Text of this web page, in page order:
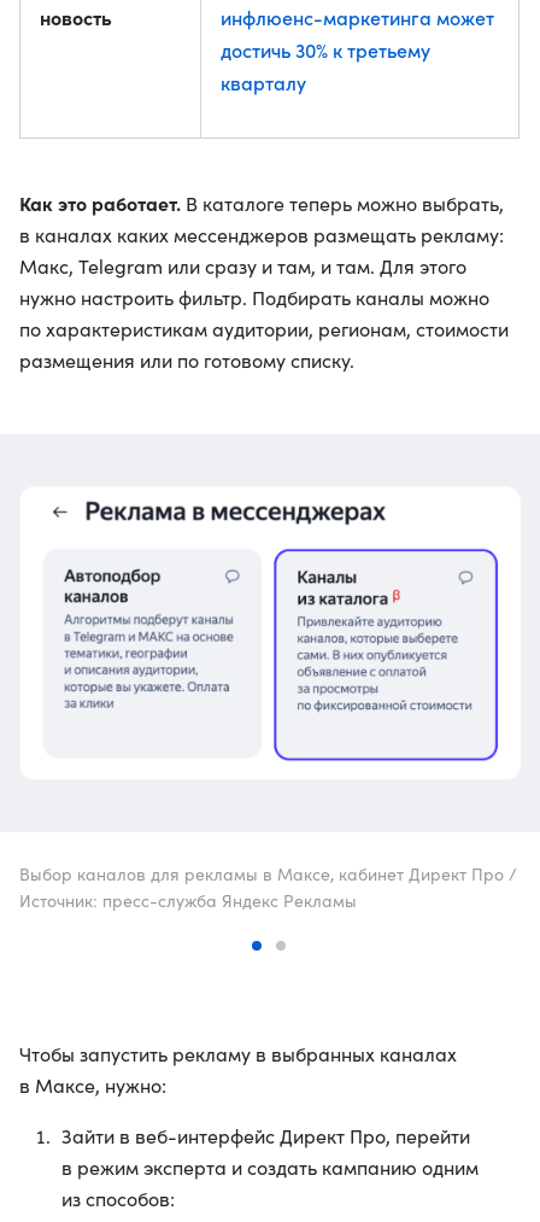
новость
инфлюенс-маркетинга может
достичь 30% к третьему
кварталу
Как это работает. В каталоге теперь можно выбрать,
в каналах каких мессенджеров размещать рекламу:
Макс, Telegram или сразу и там, и там. Для этого
нужно настроить фильтр. Подбирать каналы можно
по характеристикам аудитории, регионам, стоимости
размещения или по готовому списку.
Выбор каналов для рекламы в Максе, кабинет Директ Про /
Источник: пресс-служба Яндекс Рекламы
Чтобы запустить рекламу в выбранных каналах
в Максе, нужно:
Зайти в веб-интерфейс Директ Про, перейти
в режим эксперта и создать кампанию одним
из способов: